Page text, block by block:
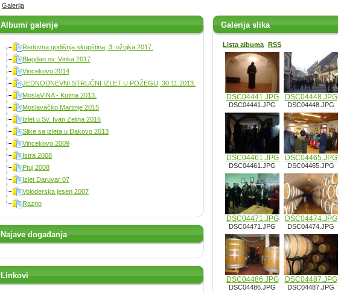
Galerija
Albumi galerije
Redovna godišnja skupština, 3. ožujka 2017.
Blagdan sv. Vinka 2017
Vincekovo 2014
JEDNODNEVNI STRUČNI IZLET U POŽEGU, 30.11.2013.
MoslaVINA - Kutina 2013.
Moslavačko Martinje 2015
Izlet u Sv. Ivan Zelina 2016
Slike sa izleta u Đakovo 2013
Vincekovo 2009
Istra 2008
Ptuj 2008
Izlet Daruvar 07
Voloderska jesen 2007
Razno
Najave događanja
Linkovi
Galerija slika
Lista albuma RSS
DSC04441.JPG
DSC04441.JPG
DSC04448.JPG
DSC04448.JPG
DSC04461.JPG
DSC04461.JPG
DSC04465.JPG
DSC04465.JPG
DSC04471.JPG
DSC04471.JPG
DSC04474.JPG
DSC04474.JPG
DSC04486.JPG
DSC04486.JPG
DSC04487.JPG
DSC04487.JPG